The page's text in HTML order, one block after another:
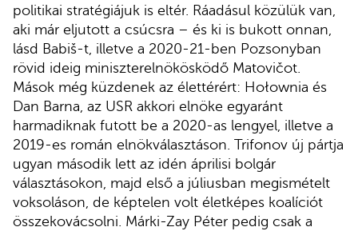
politikai stratégiájuk is eltér. Ráadásul közülük van,
aki már eljutott a csúcsra – és ki is bukott onnan,
lásd Babiš-t, illetve a 2020-21-ben Pozsonyban
rövid ideig miniszterelnökösködő Matovičot.
Mások még küzdenek az élettérért: Hołownia és
Dan Barna, az USR akkori elnöke egyaránt
harmadiknak futott be a 2020-as lengyel, illetve a
2019-es román elnökválasztáson. Trifonov új pártja
ugyan második lett az idén áprilisi bolgár
választásokon, majd első a júliusban megismételt
voksoláson, de képtelen volt életképes koalíciót
összekovácsolni. Márki-Zay Péter pedig csak a